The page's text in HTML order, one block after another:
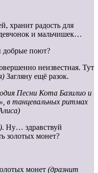
хранит радость для
и мальчишек…
добрые поют?
неизвестная. Тут
Загляну ещё разок.
Песни Кота Базилио и
в танцевальных ритмах
. Ну… здравствуй
золотых монет?
монет (дразнит